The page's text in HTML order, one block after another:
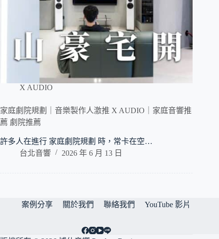
X AUDIO
家庭劇院規劃｜音樂製作人激推 X AUDIO｜家庭音響推
薦 劇院推薦
許多人在進行 家庭劇院規劃 時，常卡在空…
台北音響
2026 年 6 月 13 日
案例分享 關於我們 聯絡我們 YouTube 影片